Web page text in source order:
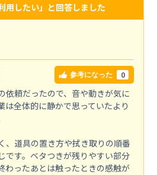
用したい」と回答しました
参考になった 0
依頼だったので、音や動きが気に
は全体的に静かで思っていたより
、道具の置き方や拭き取りの順番
です。ベタつきが残りやすい部分
わったあとは触ったときの感触が